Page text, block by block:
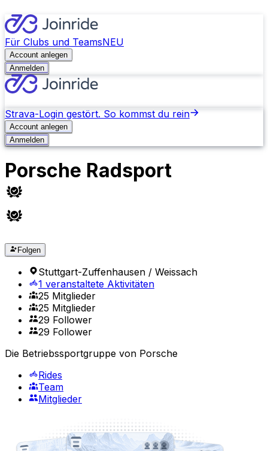
Für Clubs und TeamsNEU
Account anlegen
Anmelden
Strava-Login gestört. So kommst du rein
Account anlegen
Anmelden
Porsche Radsport
Folgen
Stuttgart-Zuffenhausen / Weissach
1 veranstaltete Aktivitäten
25 Mitglieder
25 Mitglieder
29 Follower
29 Follower
Die Betriebssportgruppe von Porsche
Rides
Team
Mitglieder